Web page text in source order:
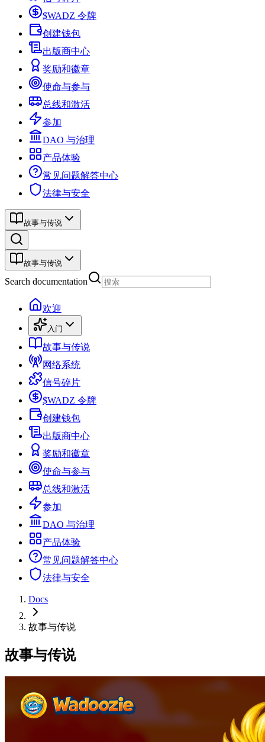
$WADZ 令牌
创建钱包
出版商中心
奖励和徽章
使命与参与
总线和激活
参加
DAO 与治理
产品体验
常见问题解答中心
法律与安全
故事与传说
故事与传说
Search documentation
欢迎
入门
故事与传说
网络系统
信号碎片
$WADZ 令牌
创建钱包
出版商中心
奖励和徽章
使命与参与
总线和激活
参加
DAO 与治理
产品体验
常见问题解答中心
法律与安全
Docs
故事与传说
故事与传说